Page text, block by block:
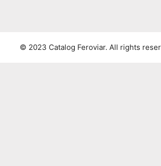
© 2023 Catalog Feroviar. All rights